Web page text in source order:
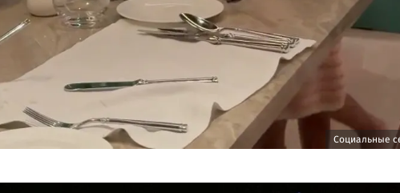
Социальные